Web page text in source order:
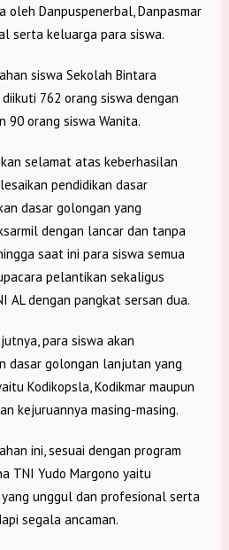
oleh Danpuspenerbal, Danpasmar
serta keluarga para siswa.
siswa Sekolah Bintara
762 orang siswa dengan
90 orang siswa Wanita.
selamat atas keberhasilan
pendidikan dasar
dasar golongan yang
dengan lancar dan tanpa
saat ini para siswa semua
pelantikan sekaligus
AL dengan pangkat sersan dua.
para siswa akan
dasar golongan lanjutan yang
Kodikopsla, Kodikmar maupun
kejuruannya masing-masing.
ini, sesuai dengan program
TNI Yudo Margono yaitu
yang unggul dan profesional serta
segala ancaman.